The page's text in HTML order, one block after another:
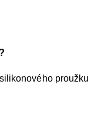
proužku